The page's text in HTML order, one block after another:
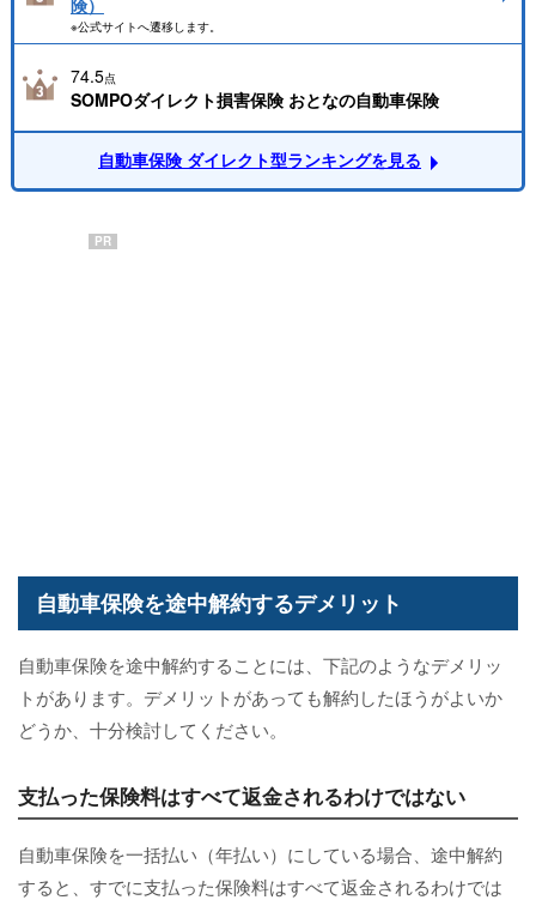
険）
※公式サイトへ遷移します。
74.5点
SOMPOダイレクト損害保険 おとなの自動車保険
自動車保険 ダイレクト型ランキングを見る
PR
自動車保険を途中解約するデメリット
自動車保険を途中解約することには、下記のようなデメリッ
トがあります。デメリットがあっても解約したほうがよいか
どうか、十分検討してください。
支払った保険料はすべて返金されるわけではない
自動車保険を一括払い（年払い）にしている場合、途中解約
すると、すでに支払った保険料はすべて返金されるわけでは